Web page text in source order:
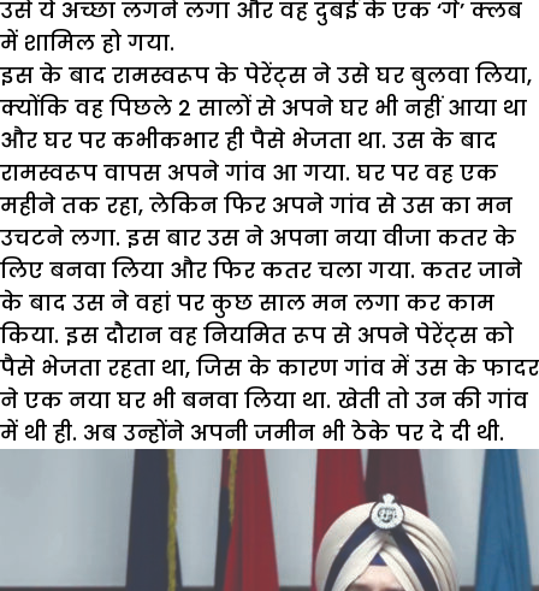
उसे ये अच्छा लगने लगा और वह दुबई के एक ‘गे’ क्लब
में शामिल हो गया.
इस के बाद रामस्वरूप के पेरेंट्स ने उसे घर बुलवा लिया,
क्योंकि वह पिछले 2 सालों से अपने घर भी नहीं आया था
और घर पर कभीकभार ही पैसे भेजता था. उस के बाद
रामस्वरूप वापस अपने गांव आ गया. घर पर वह एक
महीने तक रहा, लेकिन फिर अपने गांव से उस का मन
उचटने लगा. इस बार उस ने अपना नया वीजा कतर के
लिए बनवा लिया और फिर कतर चला गया. कतर जाने
के बाद उस ने वहां पर कुछ साल मन लगा कर काम
किया. इस दौरान वह नियमित रूप से अपने पेरेंट्स को
पैसे भेजता रहता था, जिस के कारण गांव में उस के फादर
ने एक नया घर भी बनवा लिया था. खेती तो उन की गांव
में थी ही. अब उन्होंने अपनी जमीन भी ठेके पर दे दी थी.